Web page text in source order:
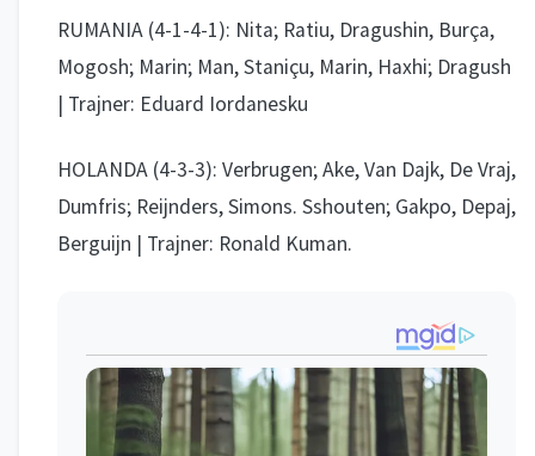
RUMANIA (4-1-4-1): Nita; Ratiu, Dragushin, Burça,
Mogosh; Marin; Man, Staniçu, Marin, Haxhi; Dragush
| Trajner: Eduard Iordanesku
HOLANDA (4-3-3): Verbrugen; Ake, Van Dajk, De Vraj,
Dumfris; Reijnders, Simons. Sshouten; Gakpo, Depaj,
Berguijn | Trajner: Ronald Kuman.